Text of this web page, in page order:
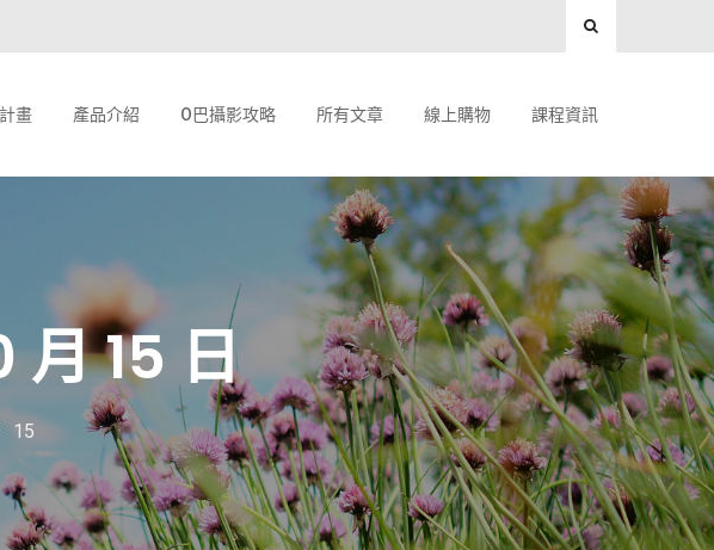
畫 產品介紹 O巴攝影攻略 所有文章 線上購物 課程資訊
月 15 日
15